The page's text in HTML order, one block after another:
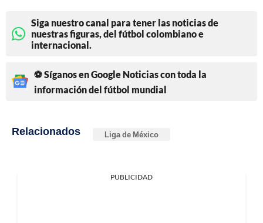
Siga nuestro canal para tener las noticias de
nuestras figuras, del fútbol colombiano e
internacional.
⚽ Síganos en Google Noticias con toda la
información del fútbol mundial
Relacionados Liga de México
PUBLICIDAD